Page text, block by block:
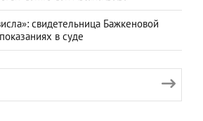
свидетельница Бажкеновой
в суде